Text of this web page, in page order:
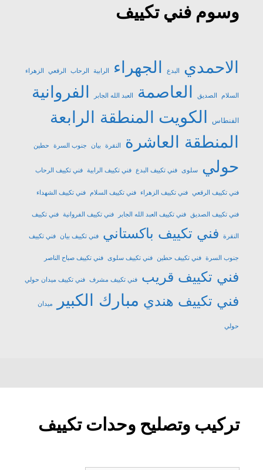
وسوم فني تكييف
الاحمدي البدع الجهراء الرابية الرحاب الرقعي الزهراء
السلام الصديق العاصمة العبد الله الجابر الفروانية
الفنطاس الكويت المنطقة الرابعة
المنطقة العاشرة
النقرة بيان جنوب السرة حطين
حولي سلوى فني تكييف البدع فني تكييف الرابية فني تكييف الرحاب
فني تكييف الرقعي فني تكييف الزهراء فني تكييف السلام فني تكييف الشهداء
فني تكييف الصديق فني تكييف العبد الله الجابر فني تكييف الفروانية فني تكييف
النقرة فني تكييف باكستاني فني تكييف بيان فني تكييف
جنوب السرة فني تكييف حطين فني تكييف سلوى فني تكييف صباح الناصر
فني تكييف قريب فني تكييف مشرف فني تكييف ميدان حولي
فني تكييف هندي مبارك الكبير ميدان
حولي
تركيب وتصليح وحدات تكييف